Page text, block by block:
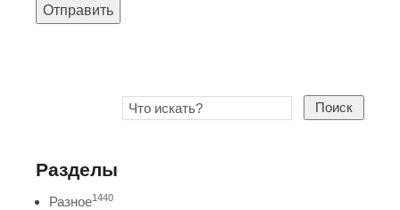
Отправить
Поиск
Разделы
Разное1440